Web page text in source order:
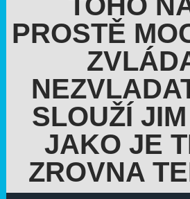
PROSTĚ
SLOUŽÍ
JAKO JE
ZROVNA